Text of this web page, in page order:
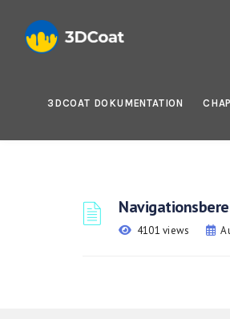
3DCOAT DOKUMENTATION
4101 views